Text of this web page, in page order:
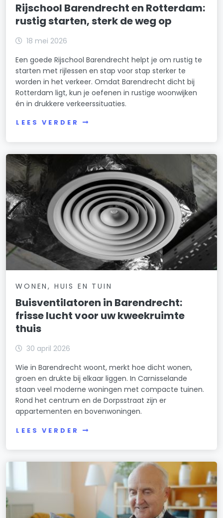
Rijschool Barendrecht en Rotterdam:
rustig starten, sterk de weg op
18 mei 2026
Een goede Rijschool Barendrecht helpt je om rustig te
starten met rijlessen en stap voor stap sterker te
worden in het verkeer. Omdat Barendrecht dicht bij
Rotterdam ligt, kun je oefenen in rustige woonwijken
én in drukkere verkeerssituaties.
LEES VERDER
WONEN, HUIS EN TUIN
Buisventilatoren in Barendrecht:
frisse lucht voor uw kweekruimte
thuis
30 april 2026
Wie in Barendrecht woont, merkt hoe dicht wonen,
groen en drukte bij elkaar liggen. In Carnisselande
staan veel moderne woningen met compacte tuinen.
Rond het centrum en de Dorpsstraat zijn er
appartementen en bovenwoningen.
LEES VERDER